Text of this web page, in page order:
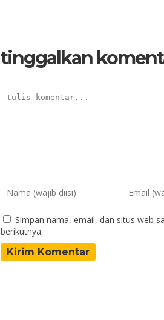
tinggalkan
Simpan nama, email, dan situs web
berikutnya.